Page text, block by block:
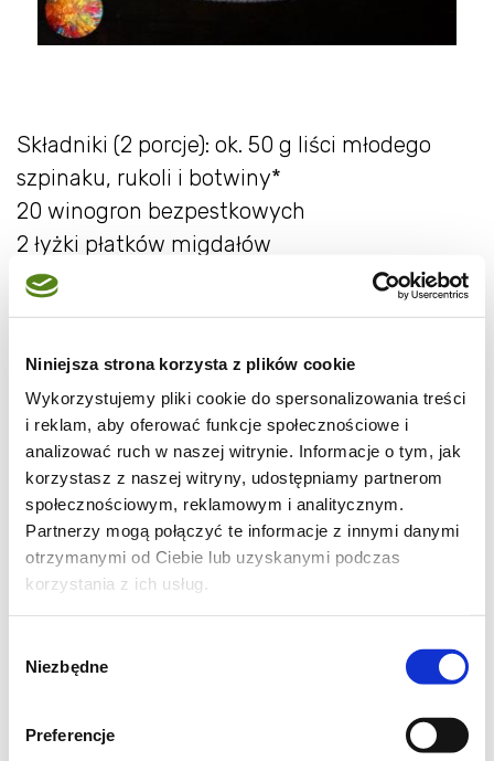
Niniejsza strona korzysta z plików cookie
Wykorzystujemy pliki cookie do spersonalizowania treści
i reklam, aby oferować funkcje społecznościowe i
analizować ruch w naszej witrynie. Informacje o tym, jak
korzystasz z naszej witryny, udostępniamy partnerom
społecznościowym, reklamowym i analitycznym.
Partnerzy mogą połączyć te informacje z innymi danymi
otrzymanymi od Ciebie lub uzyskanymi podczas
korzystania z ich usług.
zgody
Niezbędne
Preferencje
Składniki (2 porcje): ok. 50 g liści młodego
szpinaku, rukoli i botwiny*
20 winogron bezpestkowych
2 łyżki płatków migdałów
Camembert o wadze 200 g
2 łyżki soku z cytryny
2 łyżki musztardy Dijon
3 łyżki oliwy z oliwek
sól, świeżo mielony pieprz
CZAS PRZYGOTOWANIA: 20 MIN
Celsjusza. Ser kładziemy na papierze do